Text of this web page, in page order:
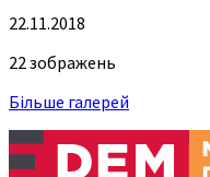
22.11.2018
22 зображень
Більше галерей